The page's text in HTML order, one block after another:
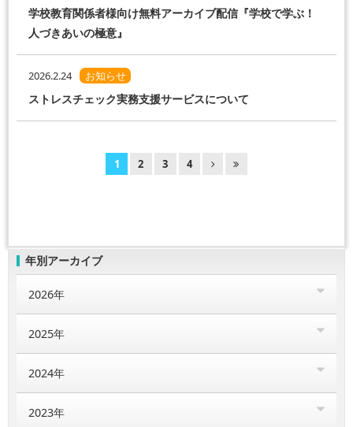
学校教育関係者様向け無料アーカイブ配信『学校で学ぶ！
人づきあいの極意』
2026.2.24 お知らせ
ストレスチェック実務支援サービスについて
1 2 3 4
年別アーカイブ
2026年
2025年
2024年
2023年